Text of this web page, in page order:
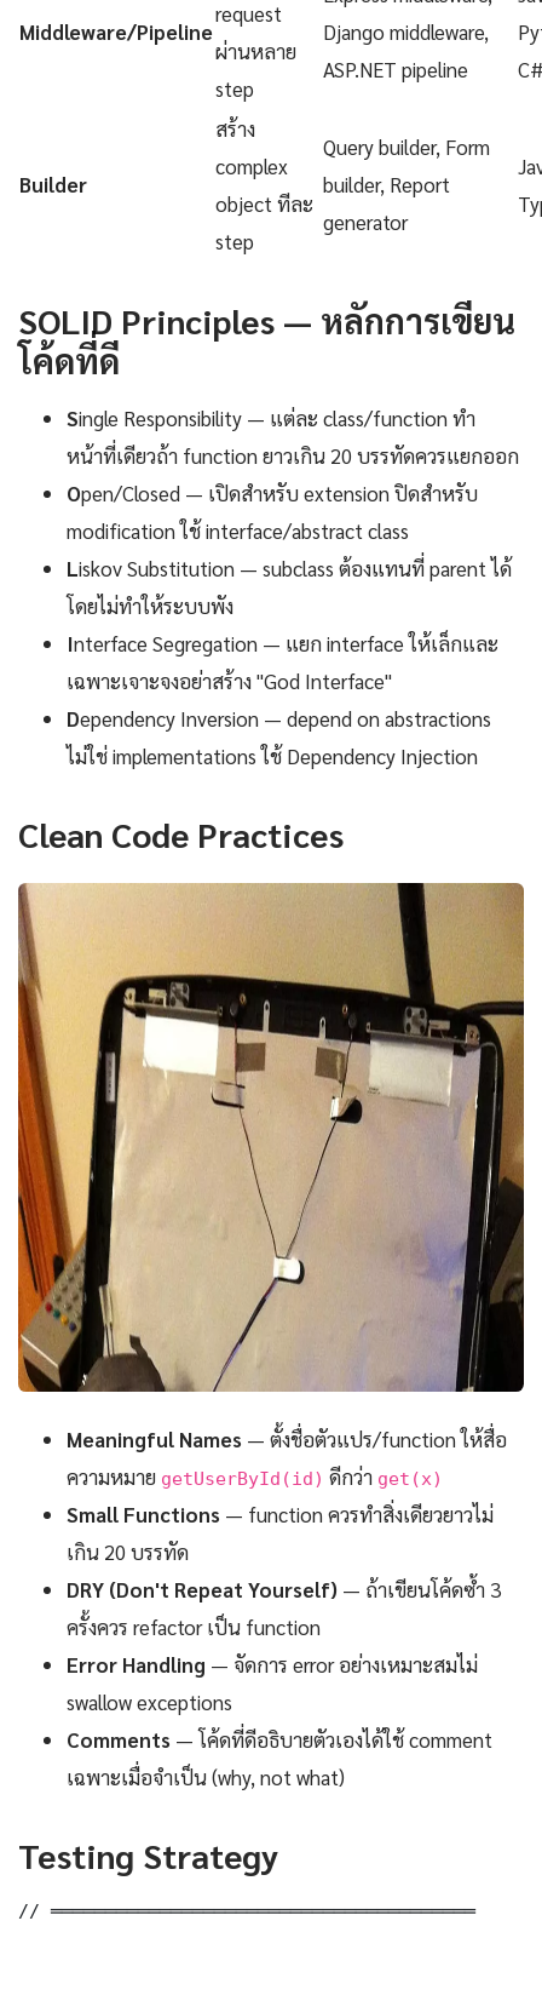
Middleware/Pipeline
request
ผ่านหลาย
step
Django middleware,
ASP.NET pipeline
Builder
สร้าง
complex
object ทีละ
step
Query builder, Form
builder, Report
generator
SOLID Principles — หลักการเขียน
โค้ดที่ดี
Single Responsibility — แต่ละ class/function ทำ
หน้าที่เดียวถ้า function ยาวเกิน 20 บรรทัดควรแยกออก
Open/Closed — เปิดสำหรับ extension ปิดสำหรับ
modification ใช้ interface/abstract class
Liskov Substitution — subclass ต้องแทนที่ parent ได้
โดยไม่ทำให้ระบบพัง
Interface Segregation — แยก interface ให้เล็กและ
เฉพาะเจาะจงอย่าสร้าง "God Interface"
Dependency Inversion — depend on abstractions
ไม่ใช่ implementations ใช้ Dependency Injection
Clean Code Practices
Meaningful Names — ตั้งชื่อตัวแปร/function ให้สื่อ
ความหมาย getUserById(id) ดีกว่า get(x)
Small Functions — function ควรทำสิ่งเดียวยาวไม่
เกิน 20 บรรทัด
DRY (Don't Repeat Yourself) — ถ้าเขียนโค้ดซ้ำ 3
ครั้งควร refactor เป็น function
Error Handling — จัดการ error อย่างเหมาะสมไม่
swallow exceptions
Comments — โค้ดที่ดีอธิบายตัวเองได้ใช้ comment
เฉพาะเมื่อจำเป็น (why, not what)
Testing Strategy
// ═══════════════════════════════════════